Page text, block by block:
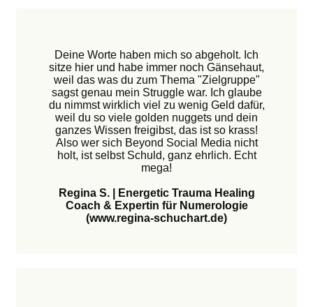
Deine Worte haben mich so abgeholt. Ich
sitze hier und habe immer noch Gänsehaut,
weil das was du zum Thema "Zielgruppe"
sagst genau mein Struggle war. Ich glaube
du nimmst wirklich viel zu wenig Geld dafür,
weil du so viele golden nuggets und dein
ganzes Wissen freigibst, das ist so krass!
Also wer sich Beyond Social Media nicht
holt, ist selbst Schuld, ganz ehrlich. Echt
mega!
Regina S. | Energetic Trauma Healing
Coach & Expertin für Numerologie
(www.regina-schuchart.de)